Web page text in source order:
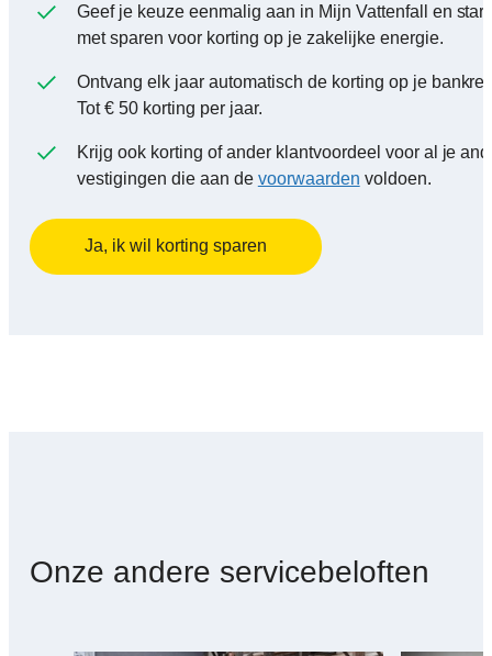
Geef je keuze eenmalig aan in Mijn Vattenfall en
met sparen voor korting op je zakelijke energie.
Ontvang elk jaar automatisch de korting op je
Tot € 50 korting per jaar.
Krijg ook korting of ander klantvoordeel voor al je
vestigingen die aan de voorwaarden voldoen.
Ja, ik wil korting sparen
Onze andere servicebeloften